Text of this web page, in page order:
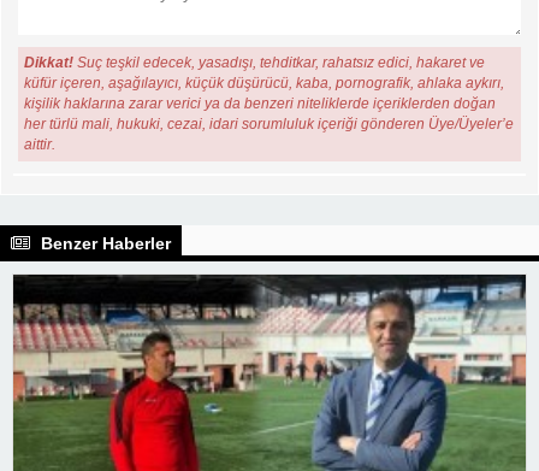
Dikkat! Suç teşkil edecek, yasadışı, tehditkar, rahatsız edici, hakaret ve
küfür içeren, aşağılayıcı, küçük düşürücü, kaba, pornografik, ahlaka aykırı,
kişilik haklarına zarar verici ya da benzeri niteliklerde içeriklerden doğan
her türlü mali, hukuki, cezai, idari sorumluluk içeriği gönderen Üye/Üyeler’e
aittir.
Benzer Haberler